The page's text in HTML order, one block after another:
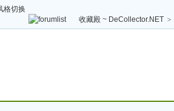
褔
袠袠袥眩褦
收藏殿 ~ DeCollector.NET >